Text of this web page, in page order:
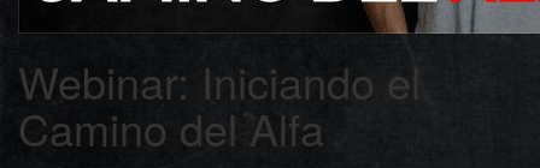
Webinar: Iniciando el
Camino del Alfa